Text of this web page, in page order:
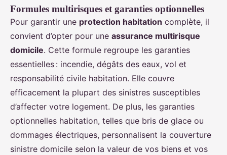
Formules multirisques et garanties optionnelles
Pour garantir une protection habitation complète, il
convient d’opter pour une assurance multirisque
domicile. Cette formule regroupe les garanties
essentielles : incendie, dégâts des eaux, vol et
responsabilité civile habitation. Elle couvre
efficacement la plupart des sinistres susceptibles
d’affecter votre logement. De plus, les garanties
optionnelles habitation, telles que bris de glace ou
dommages électriques, personnalisent la couverture
sinistre domicile selon la valeur de vos biens et vos